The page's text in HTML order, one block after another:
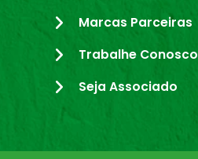
Marcas Parceiras
Trabalhe Conosco
Seja Associado